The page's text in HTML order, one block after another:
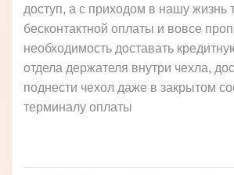
доступ, а с приходом в нашу жизнь
бесконтактной оплаты и вовсе
необходимость доставать
отдела держателя внутри чехла,
поднести чехол даже в закрытом
терминалу оплаты